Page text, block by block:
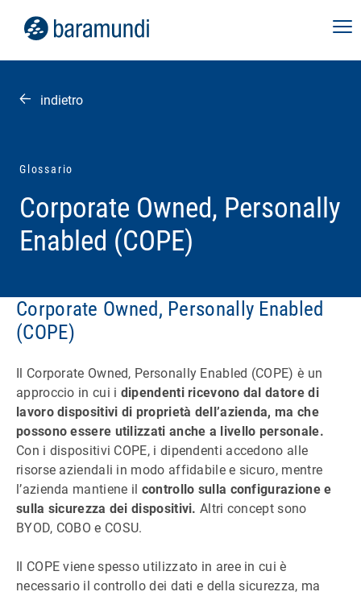
indietro
Glossario
Corporate Owned, Personally
Enabled (COPE)
Corporate Owned, Personally Enabled
(COPE)
Il Corporate Owned, Personally Enabled (COPE) è un
approccio in cui i dipendenti ricevono dal datore di
lavoro dispositivi di proprietà dell’azienda, ma che
possono essere utilizzati anche a livello personale.
Con i dispositivi COPE, i dipendenti accedono alle
risorse aziendali in modo affidabile e sicuro, mentre
l’azienda mantiene il controllo sulla configurazione e
sulla sicurezza dei dispositivi. Altri concept sono
BYOD, COBO e COSU.
Il COPE viene spesso utilizzato in aree in cui è
necessario il controllo dei dati e della sicurezza, ma